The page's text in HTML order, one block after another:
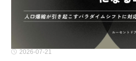
2026-07-21